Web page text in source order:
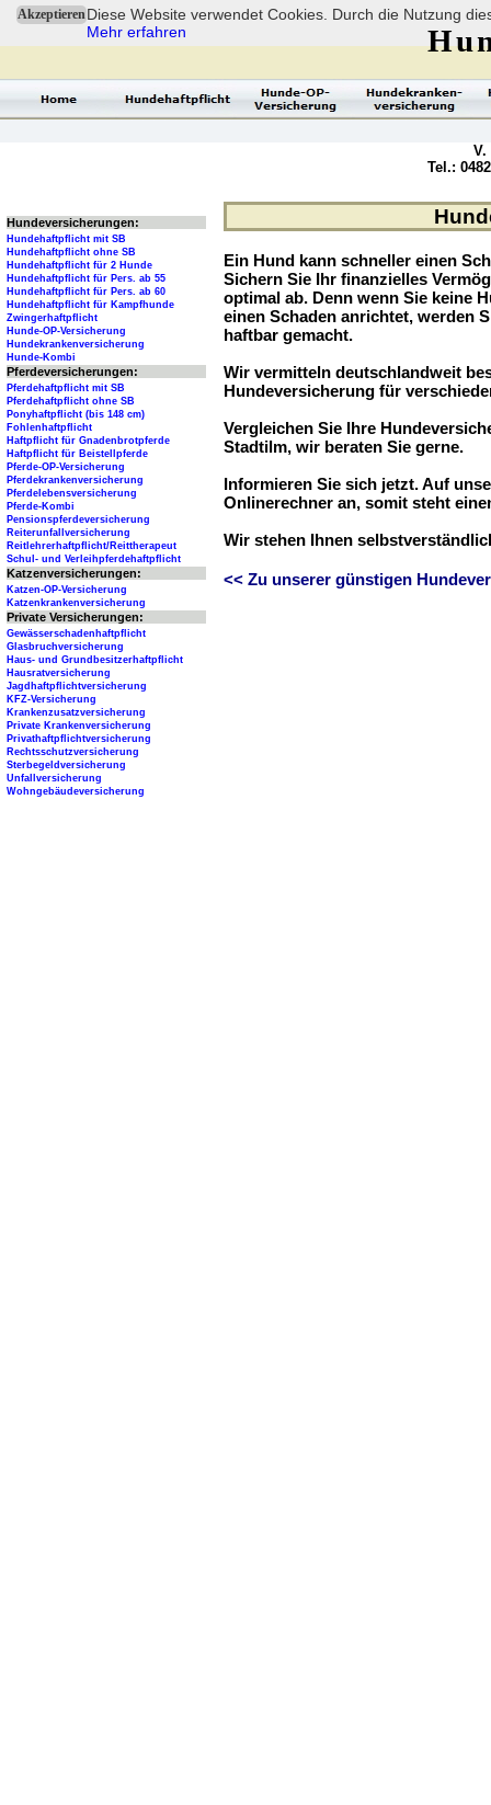
AkzeptierenDiese Website verwendet Cookies. Durch die Nutzung
Mehr erfahren
Ein Hund kann schneller einen
Sichern Sie Ihr finanzielles
optimal ab. Denn wenn Sie keine
einen Schaden anrichtet, werden
haftbar gemacht.
Wir vermitteln deutschlandweit
Hundeversicherung für
Vergleichen Sie Ihre
Stadtilm, wir beraten Sie gerne.
Informieren Sie sich jetzt. Auf
Onlinerechner an, somit steht
Wir stehen Ihnen
<< Zu unserer günstigen
V.
Tel.:
Hundeversicherungen:
Hundehaftpflicht mit SB
Hundehaftpflicht ohne SB
Hundehaftpflicht für 2 Hunde
Hundehaftpflicht für Pers. ab 55
Hundehaftpflicht für Pers. ab 60
Hundehaftpflicht für Kampfhunde
Zwingerhaftpflicht
Hunde-OP-Versicherung
Hundekrankenversicherung
Hunde-Kombi
Pferdeversicherungen:
Pferdehaftpflicht mit SB
Pferdehaftpflicht ohne SB
Ponyhaftpflicht (bis 148 cm)
Fohlenhaftpflicht
Haftpflicht für Gnadenbrotpferde
Haftpflicht für Beistellpferde
Pferde-OP-Versicherung
Pferdekrankenversicherung
Pferdelebensversicherung
Pferde-Kombi
Pensionspferdeversicherung
Reiterunfallversicherung
Reitlehrerhaftpflicht/Reittherapeut
Schul- und Verleihpferdehaftpflicht
Katzenversicherungen:
Katzen-OP-Versicherung
Katzenkrankenversicherung
Private Versicherungen:
Gewässerschadenhaftpflicht
Glasbruchversicherung
Haus- und Grundbesitzerhaftpflicht
Hausratversicherung
Jagdhaftpflichtversicherung
KFZ-Versicherung
Krankenzusatzversicherung
Private Krankenversicherung
Privathaftpflichtversicherung
Rechtsschutzversicherung
Sterbegeldversicherung
Unfallversicherung
Wohngebäudeversicherung